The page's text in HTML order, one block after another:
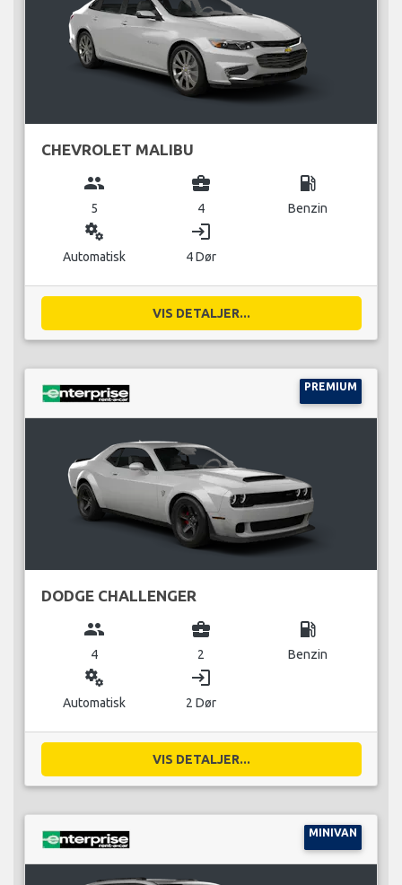
CHEVROLET MALIBU
group
5
business_center
4
local_gas_station
Benzin
miscellaneous_services
Automatisk
login
4 Dør
VIS DETALJER...
PREMIUM
DODGE CHALLENGER
group
4
business_center
2
local_gas_station
Benzin
miscellaneous_services
Automatisk
login
2 Dør
VIS DETALJER...
MINIVAN